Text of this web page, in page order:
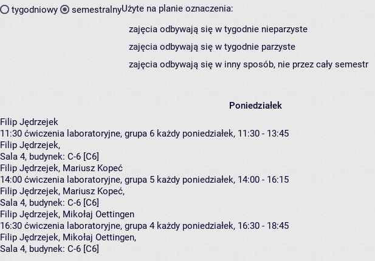
tygodniowy semestralnyUżyte na planie oznaczenia:
zajęcia odbywają się w tygodnie nieparzyste
zajęcia odbywają się w tygodnie parzyste
zajęcia odbywają się w inny sposób, nie przez cały semestr
Poniedziałek
Filip Jędrzejek
11:30 ćwiczenia laboratoryjne, grupa 6 każdy poniedziałek, 11:30 - 13:45
Filip Jędrzejek,
Sala 4, budynek: C-6 [C6]
Filip Jędrzejek, Mariusz Kopeć
14:00 ćwiczenia laboratoryjne, grupa 5 każdy poniedziałek, 14:00 - 16:15
Filip Jędrzejek, Mariusz Kopeć,
Sala 4, budynek: C-6 [C6]
Filip Jędrzejek, Mikołaj Oettingen
16:30 ćwiczenia laboratoryjne, grupa 4 każdy poniedziałek, 16:30 - 18:45
Filip Jędrzejek, Mikołaj Oettingen,
Sala 4, budynek: C-6 [C6]